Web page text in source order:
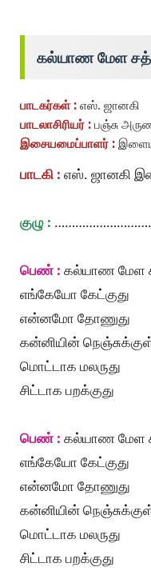
கல்யாண மேள
பாடகர்கள் : எஸ். ஜானகி
பாடலாசிரியர் : பஞ்சு
இசையமைப்பாளர் :
பாடகி : எஸ். ஜானகி
குழு :
பெண் : கல்யாண மேள
எங்கேயோ கேட்குது
என்னமோ தோணுது
கன்னியின்
மொட்டாக மலருது
சிட்டாக பறக்குது
பெண் : கல்யாண மேள
எங்கேயோ கேட்குது
என்னமோ தோணுது
கன்னியின்
மொட்டாக மலருது
சிட்டாக பறக்குது